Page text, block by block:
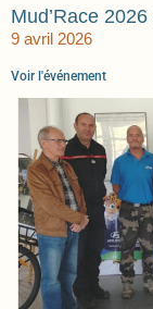
Mud’Race
9 avril 2026
Voir l'événement